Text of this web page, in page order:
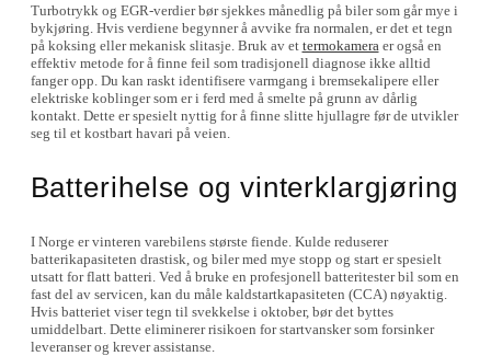
Turbotrykk og EGR-verdier bør sjekkes månedlig på biler som går mye i
bykjøring. Hvis verdiene begynner å avvike fra normalen, er det et tegn
på koksing eller mekanisk slitasje. Bruk av et termokamera er også en
effektiv metode for å finne feil som tradisjonell diagnose ikke alltid
fanger opp. Du kan raskt identifisere varmgang i bremsekalipere eller
elektriske koblinger som er i ferd med å smelte på grunn av dårlig
kontakt. Dette er spesielt nyttig for å finne slitte hjullagre før de utvikler
seg til et kostbart havari på veien.
Batterihelse og vinterklargjøring
I Norge er vinteren varebilens største fiende. Kulde reduserer
batterikapasiteten drastisk, og biler med mye stopp og start er spesielt
utsatt for flatt batteri. Ved å bruke en profesjonell batteritester bil som en
fast del av servicen, kan du måle kaldstartkapasiteten (CCA) nøyaktig.
Hvis batteriet viser tegn til svekkelse i oktober, bør det byttes
umiddelbart. Dette eliminerer risikoen for startvansker som forsinker
leveranser og krever assistanse.